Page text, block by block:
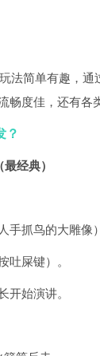
法简单有趣，
畅度佳，还有各
？
经典）
手抓鸟的大雕像
吐屎键）。
开始演讲。